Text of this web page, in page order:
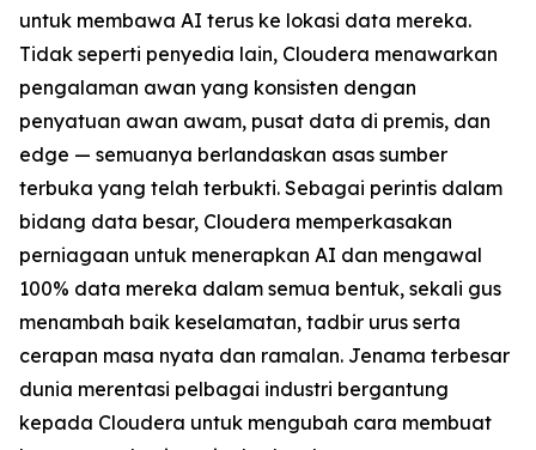
untuk membawa AI terus ke lokasi data mereka.
Tidak seperti penyedia lain, Cloudera menawarkan
pengalaman awan yang konsisten dengan
penyatuan awan awam, pusat data di premis, dan
edge — semuanya berlandaskan asas sumber
terbuka yang telah terbukti. Sebagai perintis dalam
bidang data besar, Cloudera memperkasakan
perniagaan untuk menerapkan AI dan mengawal
100% data mereka dalam semua bentuk, sekali gus
menambah baik keselamatan, tadbir urus serta
cerapan masa nyata dan ramalan. Jenama terbesar
dunia merentasi pelbagai industri bergantung
kepada Cloudera untuk mengubah cara membuat